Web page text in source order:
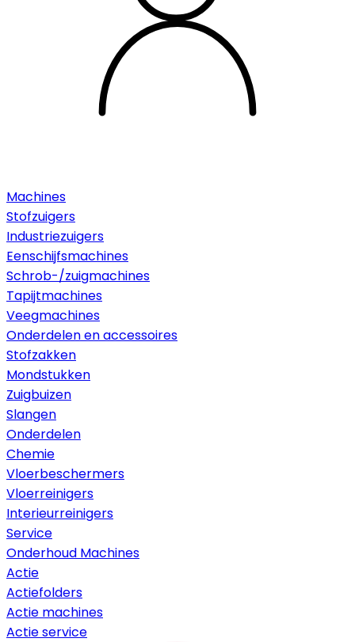
Machines
Stofzuigers
Industriezuigers
Eenschijfsmachines
Schrob-/zuigmachines
Tapijtmachines
Veegmachines
Onderdelen en accessoires
Stofzakken
Mondstukken
Zuigbuizen
Slangen
Onderdelen
Chemie
Vloerbeschermers
Vloerreinigers
Interieurreinigers
Service
Onderhoud Machines
Actie
Actiefolders
Actie machines
Actie service